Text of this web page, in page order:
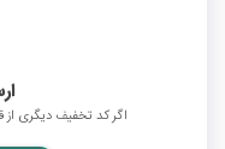
اگر کد تخفیف دیگری از